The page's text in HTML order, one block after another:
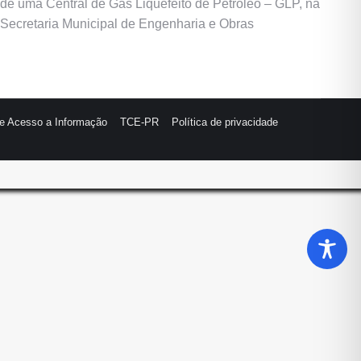
uma Central de Gás Liquefeito de Petróleo – GLP, na
Municipal de Engenharia e Obras
Acesso a Informação TCE-PR
Política de privacidade